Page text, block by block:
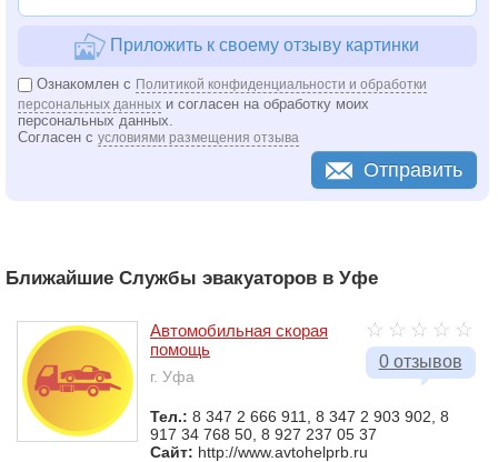
Приложить к своему отзыву картинки
Ознакомлен с Политикой конфиденциальности и обработки
персональных данных и согласен на обработку моих
персональных данных.
Согласен с условиями размещения отзыва
Отправить
Ближайшие Службы эвакуаторов в Уфе
0 отзывов
Автомобильная скорая
помощь
г. Уфа
Тел.: 8 347 2 666 911, 8 347 2 903 902, 8
917 34 768 50, 8 927 237 05 37
Сайт: http://www.avtohelprb.ru